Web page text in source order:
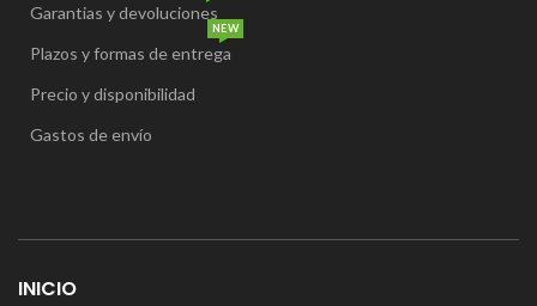
Garantias y devoluciones
Plazos y formas de entrega
NEW
Precio y disponibilidad
Gastos de envío
INICIO